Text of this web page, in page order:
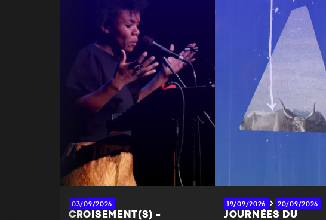
03/09/2026
CROISEMENT(S) -
19/09/2026 20/09/2026
JOURNÉES DU